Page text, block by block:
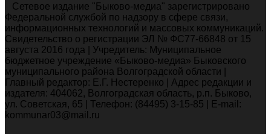
Сетевое издание "Быково-медиа" зарегистрировано
Федеральной службой по надзору в сфере связи,
информационных технологий и массовых коммуникаций.
Свидетельство о регистрации ЭЛ № ФС77-66848 от 15
августа 2016 года | Учредитель: Муниципальное
бюджетное учреждение «Быково-медиа» Быковского
муниципального района Волгоградской области |
Главный редактор: Е.Г. Нестеренко | Адрес редакции и
издателя: 404062, Волгоградская область, р.п. Быково,
ул. Советская, 65 | Телефон: (84495) 3-15-85 | E-mail:
kommunar03@mail.ru